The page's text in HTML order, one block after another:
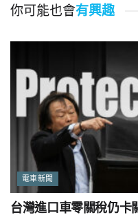
你可能也會有興趣
電車新聞
台灣進口車零關稅仍卡